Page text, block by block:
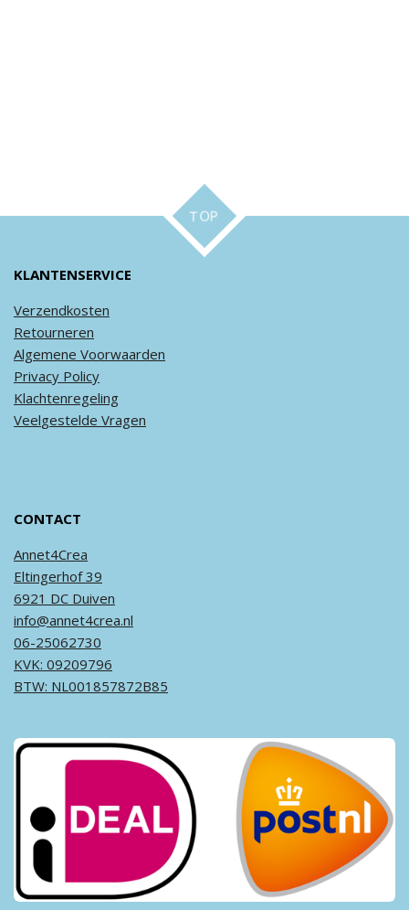
TOP
KLANTENSERVICE
Verzendkosten
Retourneren
Algemene Voorwaarden
Privacy Policy
Klachtenregeling
Veelgestelde Vragen
CONTACT
Annet4Crea
Eltingerhof 39
6921 DC Duiven
info@annet4crea.nl
06-25062730
KVK: 09209796
BTW: NL001857872B85